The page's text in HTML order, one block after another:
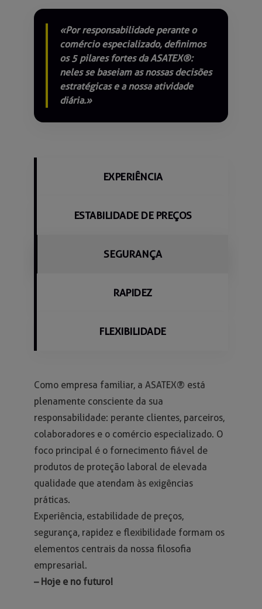
«Por responsabilidade perante o
comércio especializado, definimos
os 5 pilares fortes da ASATEX®:
neles se baseiam as nossas decisões
estratégicas e a nossa atividade
diária.»
EXPERIÊNCIA
ESTABILIDADE DE PREÇOS
SEGURANÇA
RAPIDEZ
FLEXIBILIDADE
Como empresa familiar, a ASATEX® está
plenamente consciente da sua
responsabilidade: perante clientes, parceiros,
colaboradores e o comércio especializado. O
foco principal é o fornecimento fiável de
produtos de proteção laboral de elevada
qualidade que atendam às exigências
práticas.
Experiência, estabilidade de preços,
segurança, rapidez e flexibilidade formam os
elementos centrais da nossa filosofia
empresarial.
– Hoje e no futuro!